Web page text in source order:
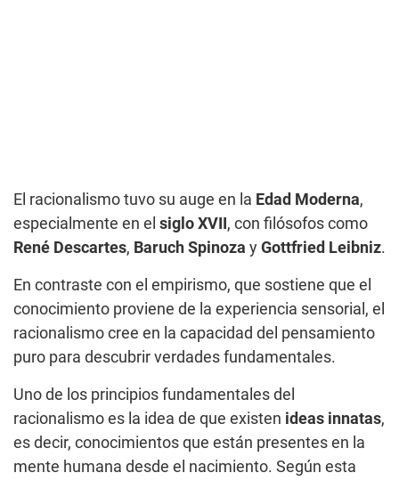
El racionalismo tuvo su auge en la Edad Moderna,
especialmente en el siglo XVII , con filósofos como
René Descartes, Baruch Spinoza y Gottfried Leibniz.
En contraste con el empirismo, que sostiene que el
conocimiento proviene de la experiencia sensorial, el
racionalismo cree en la capacidad del pensamiento
puro para descubrir verdades fundamentales.
Uno de los principios fundamentales del
racionalismo es la idea de que existen ideas innatas,
es decir, conocimientos que están presentes en la
mente humana desde el nacimiento. Según esta